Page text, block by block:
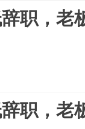
职，老
职，老